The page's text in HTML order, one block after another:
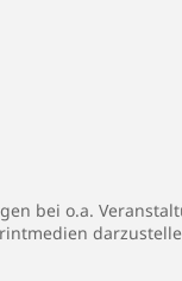
bei o.a.